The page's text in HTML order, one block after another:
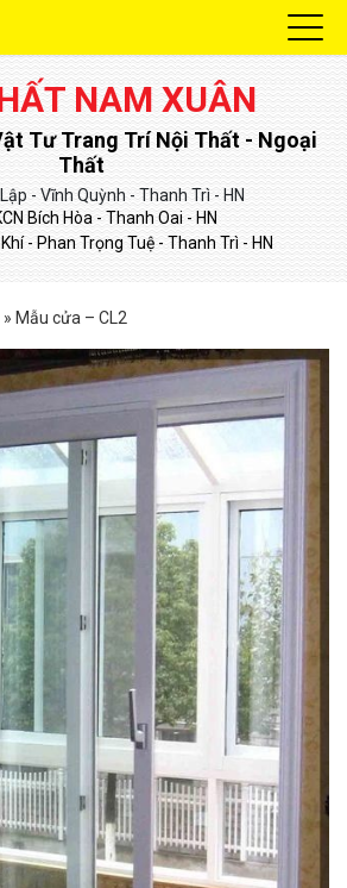
NAM XUÂN
Tư Trang Trí Nội Thất - Ngoại
Thất
- Vĩnh Quỳnh - Thanh Trì - HN
Bích Hòa - Thanh Oai - HN
- Phan Trọng Tuệ - Thanh Trì - HN
» Mẫu cửa – CL2